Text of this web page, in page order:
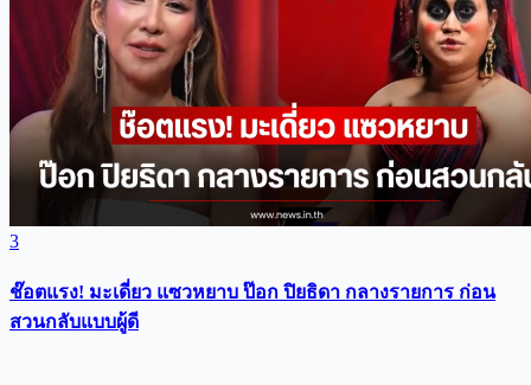
3
ช๊อตแรง! มะเดี่ยว แซวหยาบ ป๊อก ปิยธิดา กลางรายการ ก่อน
สวนกลับแบบผู้ดี